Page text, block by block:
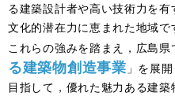
る建築設計者や高い技術力を
文化的潜在力に恵まれた地域で
これらの強みを踏まえ，広島
る建築物創造事業 」を展
目指して，優れた魅力ある建